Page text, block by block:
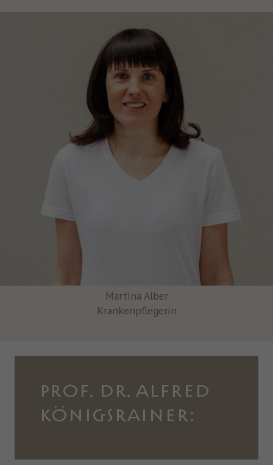
Martina Alber
Krankenpflegerin
PROF. DR. ALFRED
KÖNIGSRAINER: